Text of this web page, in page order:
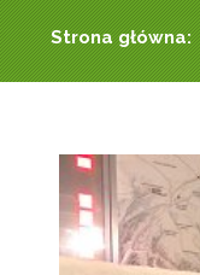
Strona główna: